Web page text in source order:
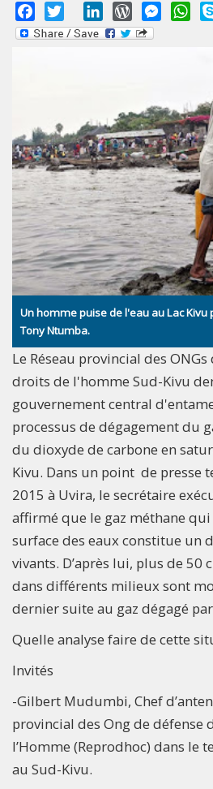
Facebook
Twitter LinkedInWordPress
Un homme puise de l'eau au Lac Kivu
Tony Ntumba.
Le Réseau provincial des
droits de l'homme Sud-Kivu
gouvernement central
processus de dégagement du
du dioxyde de carbone en
Kivu. Dans un point de presse
2015 à Uvira, le secrétaire
affirmé que le gaz méthane qui
surface des eaux constitue un
vivants. D’après lui, plus de 50
dans différents milieux sont
dernier suite au gaz dégagé
Quelle analyse faire de cette
Invités
-Gilbert Mudumbi, Chef
provincial des Ong de défense
l’Homme (Reprodhoc) dans le
au Sud-Kivu.